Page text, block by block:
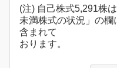
(注) 自己株式5,291株
未満株式の状況」の
含まれて
おります。